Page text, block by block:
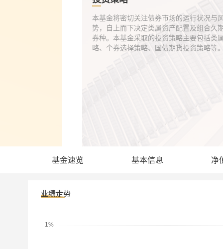
本基金将密切关注债券市场的运行状况与
势，自上而下决定类属资产配置及组合久
券种。本基金采取的投资策略主要包括类
略、个券选择策略、国债期货投资策略等
基金速览 基本信息 净
业绩走势